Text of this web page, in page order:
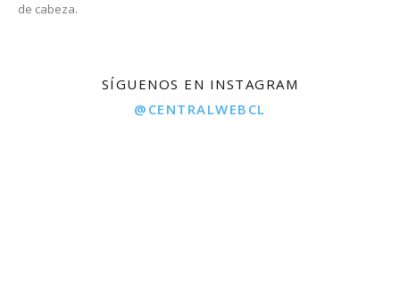
de cabeza.
SÍGUENOS EN INSTAGRAM
@CENTRALWEBCL